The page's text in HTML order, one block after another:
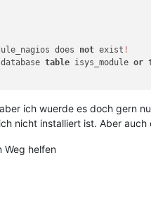
does not exist !
database table isys_module or
ich wuerde es doch gern
nicht installiert ist. Aber
Weg helfen